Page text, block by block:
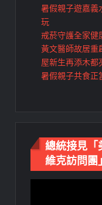
暑假親子遊嘉
玩
戒菸守護全家
黃文醫師故居
屋新生再添木都
暑假親子共食
總統接見
維克訪問團」